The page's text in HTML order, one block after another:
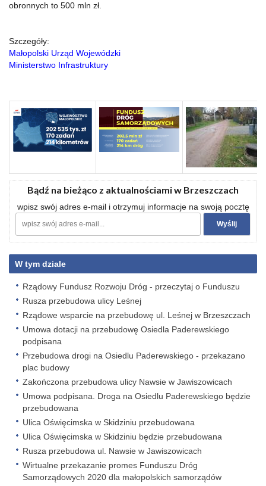
obronnych to 500 mln zł.
Szczegóły:
Małopolski Urząd Wojewódzki
Ministerstwo Infrastruktury
Bądź na bieżąco z aktualnościami w Brzeszczach
wpisz swój adres e-mail i otrzymuj informacje na swoją pocztę
W tym dziale
Rządowy Fundusz Rozwoju Dróg - przeczytaj o Funduszu
Rusza przebudowa ulicy Leśnej
Rządowe wsparcie na przebudowę ul. Leśnej w Brzeszczach
Umowa dotacji na przebudowę Osiedla Paderewskiego
podpisana
Przebudowa drogi na Osiedlu Paderewskiego - przekazano
plac budowy
Zakończona przebudowa ulicy Nawsie w Jawiszowicach
Umowa podpisana. Droga na Osiedlu Paderewskiego będzie
przebudowana
Ulica Oświęcimska w Skidziniu przebudowana
Ulica Oświęcimska w Skidziniu będzie przebudowana
Rusza przebudowa ul. Nawsie w Jawiszowicach
Wirtualne przekazanie promes Funduszu Dróg
Samorządowych 2020 dla małopolskich samorządów